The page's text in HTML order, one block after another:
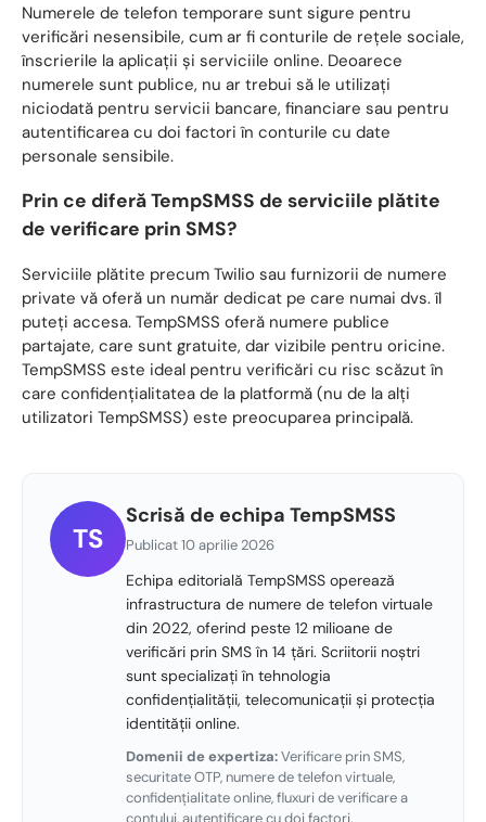
Numerele de telefon temporare sunt sigure pentru
verificări nesensibile, cum ar fi conturile de rețele sociale,
înscrierile la aplicații și serviciile online. Deoarece
numerele sunt publice, nu ar trebui să le utilizați
niciodată pentru servicii bancare, financiare sau pentru
autentificarea cu doi factori în conturile cu date
personale sensibile.
Prin ce diferă TempSMSS de serviciile plătite
de verificare prin SMS?
Serviciile plătite precum Twilio sau furnizorii de numere
private vă oferă un număr dedicat pe care numai dvs. îl
puteți accesa. TempSMSS oferă numere publice
partajate, care sunt gratuite, dar vizibile pentru oricine.
TempSMSS este ideal pentru verificări cu risc scăzut în
care confidențialitatea de la platformă (nu de la alți
utilizatori TempSMSS) este preocuparea principală.
TS
Scrisă de echipa TempSMSS
Publicat 10 aprilie 2026
Echipa editorială TempSMSS operează
infrastructura de numere de telefon virtuale
din 2022, oferind peste 12 milioane de
verificări prin SMS în 14 țări. Scriitorii noștri
sunt specializați în tehnologia
confidențialității, telecomunicații și protecția
identității online.
Domenii de expertiza:Verificare prin SMS,
securitate OTP, numere de telefon virtuale,
confidențialitate online, fluxuri de verificare a
contului, autentificare cu doi factori.